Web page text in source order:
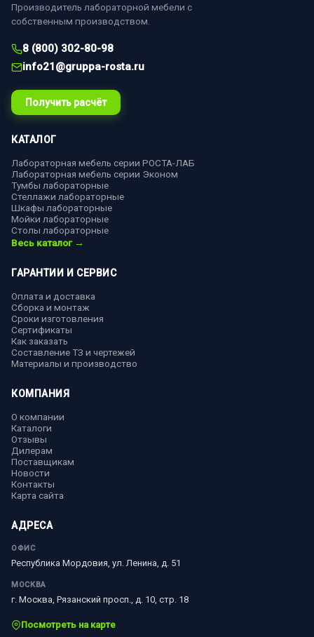
Производитель лабораторной мебели с
собственным производством.
8 (800) 302-80-98
info21@gruppa-rosta.ru
Получить расчёт
КАТАЛОГ
Лабораторная мебель серии РОСТА-ЛАБ
Лабораторная мебель серии Эконом
Тумбы лабораторные
Стеллажи лабораторные
Шкафы лабораторные
Мойки лабораторные
Столы лабораторные
Весь каталог →
ГАРАНТИИ И СЕРВИС
Оплата и доставка
Сборка и монтаж
Сроки изготовления
Сертификаты
Как заказать
Составление ТЗ и чертежей
Материалы и производство
КОМПАНИЯ
О компании
Каталоги
Отзывы
Дилерам
Поставщикам
Новости
Контакты
Карта сайта
АДРЕСА
ОФИС
Республика Мордовия, ул. Ленина, д. 51
МОСКВА
г. Москва, Рязанский просп., д. 10, стр. 18
Посмотреть на карте